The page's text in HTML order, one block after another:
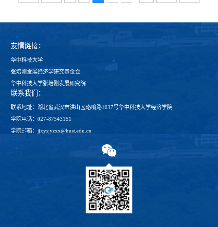
友情链接：
华中科技大学
张培刚发展经济学研究基金会
华中科技大学张培刚发展研究院
联系我们：
联系地址：湖北省武汉市洪山区珞喻路1037号华中科技大学经济学院
学院电话：027-87543151
学院邮箱：jjxysjyzxx@hust.edu.cn